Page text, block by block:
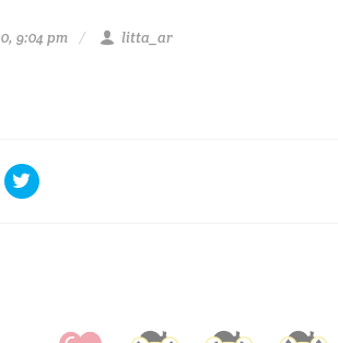
9:04 pm litta_ar